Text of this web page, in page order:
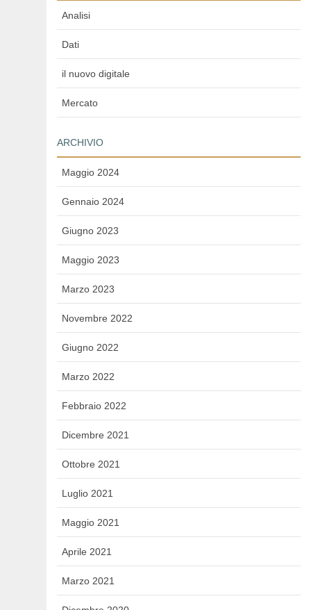
Analisi
Dati
il nuovo digitale
Mercato
ARCHIVIO
Maggio 2024
Gennaio 2024
Giugno 2023
Maggio 2023
Marzo 2023
Novembre 2022
Giugno 2022
Marzo 2022
Febbraio 2022
Dicembre 2021
Ottobre 2021
Luglio 2021
Maggio 2021
Aprile 2021
Marzo 2021